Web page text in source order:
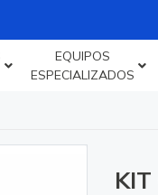
EQUIPOS
ESPECIALIZADOS